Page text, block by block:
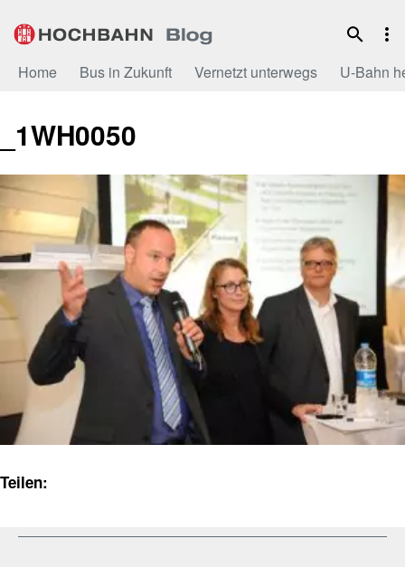
Inhalt
Home Bus in Zukunft Vernetzt unterwegs U-Bahn
_1WH0050
Teilen: